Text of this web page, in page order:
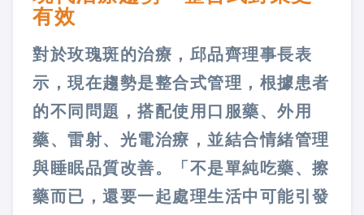
有效
對於玫瑰斑的治療，邱品齊理事長表
示，現在趨勢是整合式管理，根據患者
的不同問題，搭配使用口服藥、外用
藥、雷射、光電治療，並結合情緒管理
與睡眠品質改善。「不是單純吃藥、擦
藥而已，還要一起處理生活中可能引發